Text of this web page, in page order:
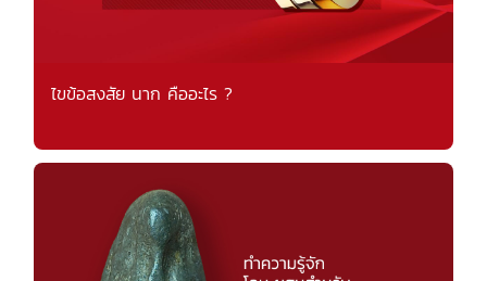
ไขข้อสงสัย นาก คืออะไร ?